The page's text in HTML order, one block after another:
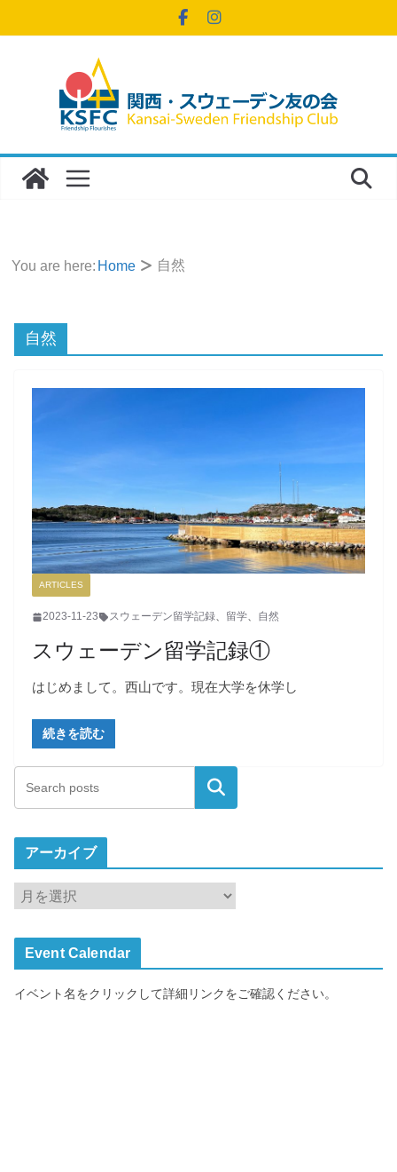
ン
ス
You are here: Home 自然
自然
ARTICLES
2023-11-23 スウェーデン留学記録、 留学、 自然
スウェーデン留学記録①
はじめまして。西山です。現在大学を休学し
続きを読む
検索
アーカイブ
ア
カ
Event Calendar
イベント名をクリックして詳細リンクをご確認ください。